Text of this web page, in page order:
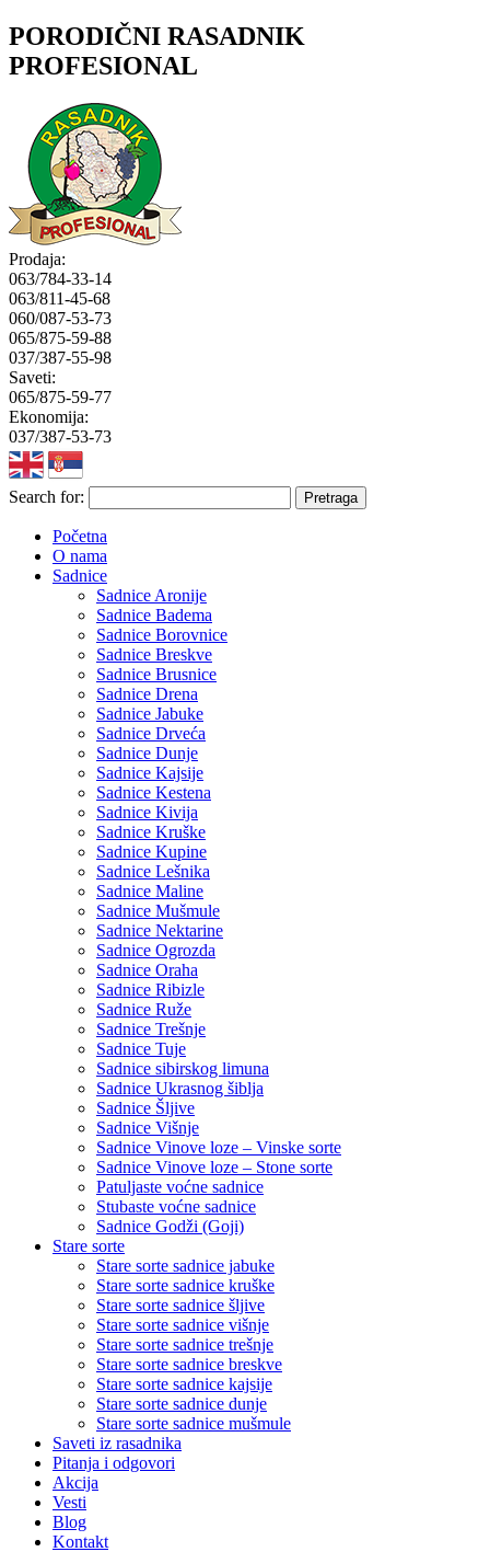
PORODIČNI RASADNIK
PROFESIONAL
Prodaja:
063/784-33-14
063/811-45-68
060/087-53-73
065/875-59-88
037/387-55-98
Saveti:
065/875-59-77
Ekonomija:
037/387-53-73
Search for:
Početna
O nama
Sadnice
Sadnice Aronije
Sadnice Badema
Sadnice Borovnice
Sadnice Breskve
Sadnice Brusnice
Sadnice Drena
Sadnice Jabuke
Sadnice Drveća
Sadnice Dunje
Sadnice Kajsije
Sadnice Kestena
Sadnice Kivija
Sadnice Kruške
Sadnice Kupine
Sadnice Lešnika
Sadnice Maline
Sadnice Mušmule
Sadnice Nektarine
Sadnice Ogrozda
Sadnice Oraha
Sadnice Ribizle
Sadnice Ruže
Sadnice Trešnje
Sadnice Tuje
Sadnice sibirskog limuna
Sadnice Ukrasnog šiblja
Sadnice Šljive
Sadnice Višnje
Sadnice Vinove loze – Vinske sorte
Sadnice Vinove loze – Stone sorte
Patuljaste voćne sadnice
Stubaste voćne sadnice
Sadnice Godži (Goji)
Stare sorte
Stare sorte sadnice jabuke
Stare sorte sadnice kruške
Stare sorte sadnice šljive
Stare sorte sadnice višnje
Stare sorte sadnice trešnje
Stare sorte sadnice breskve
Stare sorte sadnice kajsije
Stare sorte sadnice dunje
Stare sorte sadnice mušmule
Saveti iz rasadnika
Pitanja i odgovori
Akcija
Vesti
Blog
Kontakt